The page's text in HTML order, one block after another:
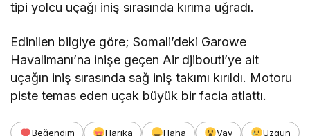
tipi yolcu uçağı iniş sırasında kırıma uğradı.
Edinilen bilgiye göre; Somali’deki Garowe
Havalimanı’na inişe geçen Air djibouti’ye ait
uçağın iniş sırasında sağ iniş takımı kırıldı. Motoru
piste temas eden uçak büyük bir facia atlattı.
Beğendim Harika Haha Vay Üzgün